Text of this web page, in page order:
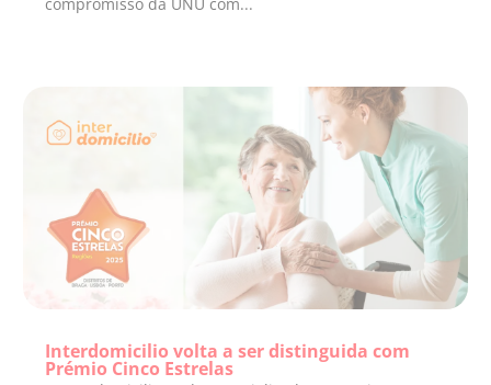
Interdomicilio volta a ser distinguida com
Prémio Cinco Estrelas